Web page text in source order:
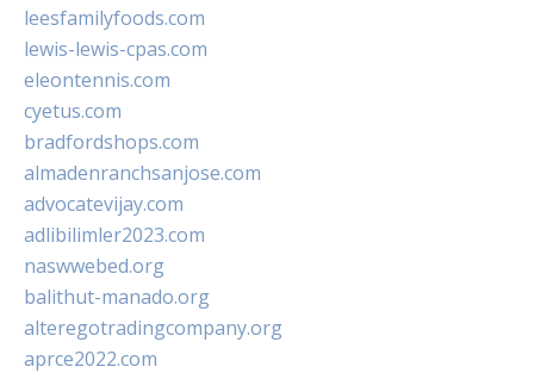
leesfamilyfoods.com
lewis-lewis-cpas.com
eleontennis.com
cyetus.com
bradfordshops.com
almadenranchsanjose.com
advocatevijay.com
adlibilimler2023.com
naswwebed.org
balithut-manado.org
alteregotradingcompany.org
aprce2022.com